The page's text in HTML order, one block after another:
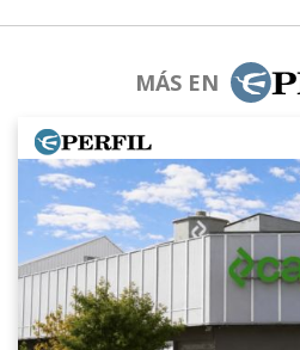
MÁS EN